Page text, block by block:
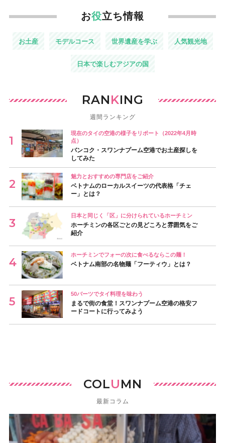
お役立ち情報
お土産 モデルコース 世界遺産を学ぶ 人気観光地
日本で楽しむアジアの国
RANKING
週間ランキング
現在のタイの空港の様子をリポート（2022年4月時
点）
バンコク・スワンナプーム空港でお土産探しを
してみた
魅力とおすすめの専門店をご紹介
ベトナムのローカルスイーツの代表格「チェ
ー」とは？
日本と同じく「区」に分けられているホーチミン
ホーチミンの各区ごとの見どころと雰囲気をご
紹介
ホーチミンでフォーの次に食べるならこの麺！
ベトナム南部の名物麺「フーティウ」とは？
50バーツでタイ料理を味わう
まるで街の食堂！スワンナプーム空港の格安フ
ードコートに行ってみよう
COLUMN
最新コラム